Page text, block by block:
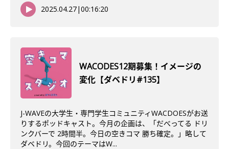
2025.04.27|00:16:20
WACODES12期募集！イメージの
変化【ダベドリ#135】
J-WAVEの大学生・専門学生コミュニティWACDOESがお送
りするポッドキャスト。今月の企画は、「だべってる ドリ
ンクバーで 2時間半。今日の空きコマ 勝ち確定。」略して
ダベドリ。今回のテーマはW...